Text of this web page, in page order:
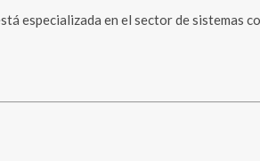
especializada en el sector de